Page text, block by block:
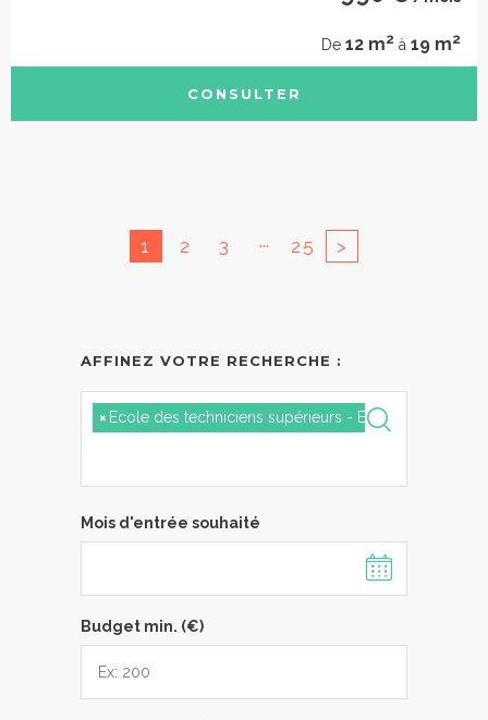
De 12 m2 à 19 m2
CONSULTER
1 2 3 ... 25 >
AFFINEZ VOTRE RECHERCHE :
× Ecole des techniciens supérieurs - Ecole
Mois d'entrée souhaité
Budget min. (€)